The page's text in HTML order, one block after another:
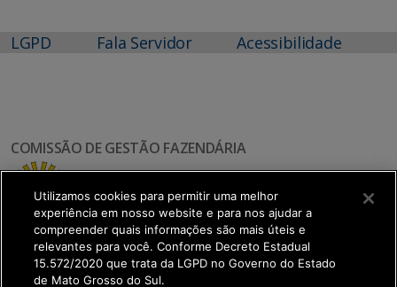
LGPD Fala Servidor Acessibilidade
COMISSÃO DE GESTÃO FAZENDÁRIA
Utilizamos cookies para permitir uma melhor
experiência em nosso website e para nos ajudar a
compreender quais informações são mais úteis e
relevantes para você. Conforme Decreto Estadual
15.572/2020 que trata da LGPD no Governo do Estado
de Mato Grosso do Sul.